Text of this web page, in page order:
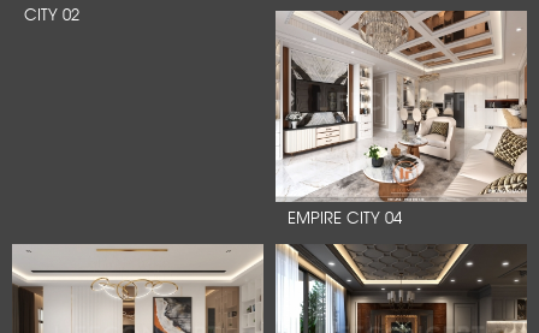
CITY 02
EMPIRE CITY 04